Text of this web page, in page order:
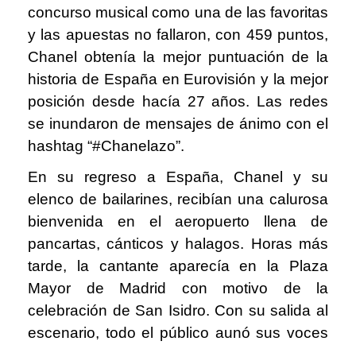
concurso musical como una de las favoritas
y las apuestas no fallaron, con 459 puntos,
Chanel obtenía la mejor puntuación de la
historia de España en Eurovisión y la mejor
posición desde hacía 27 años. Las redes
se inundaron de mensajes de ánimo con el
hashtag “#Chanelazo”.
En su regreso a España, Chanel y su
elenco de bailarines, recibían una calurosa
bienvenida en el aeropuerto llena de
pancartas, cánticos y halagos. Horas más
tarde, la cantante aparecía en la Plaza
Mayor de Madrid con motivo de la
celebración de San Isidro. Con su salida al
escenario, todo el público aunó sus voces